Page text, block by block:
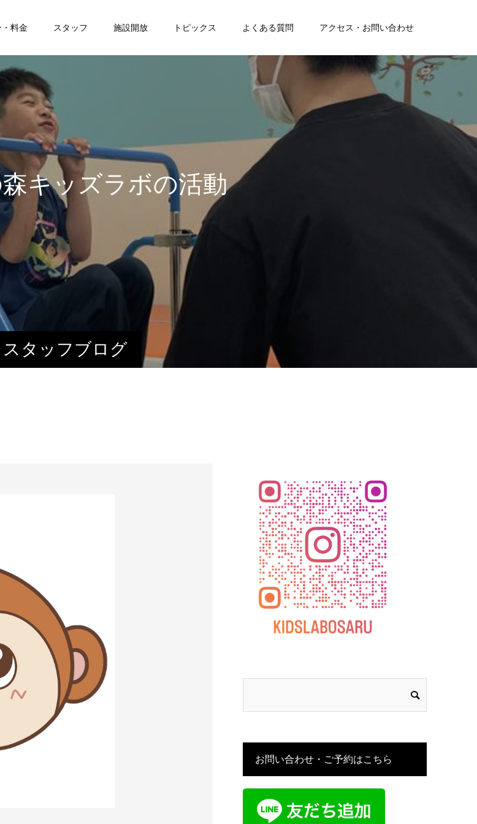
・料金 スタッフ 施設開放 トピックス よくある質問 アクセス・お問い合わせ
スタッフブログ
ズラボ の活動をチェッ
お問い合わせ・ご予約はこちら